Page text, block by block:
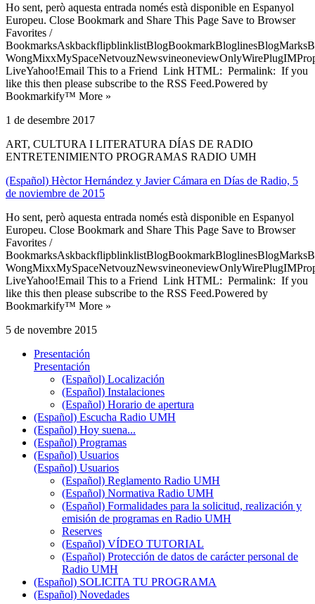
Ho sent, però aquesta entrada només està disponible en Espanyol
Europeu. Close Bookmark and Share This Page Save to Browser
Favorites /
LiveYahoo!Email This to a Friend Link HTML: Permalink: If you
like this then please subscribe to the RSS Feed.Powered by
Bookmarkify™ More »
1 de desembre 2017
ART, CULTURA I LITERATURA DÍAS DE RADIO
ENTRETENIMIENTO PROGRAMAS RADIO UMH
(Español) Hèctor Hernández y Javier Cámara en Días de Radio, 5
de noviembre de 2015
Ho sent, però aquesta entrada només està disponible en Espanyol
Europeu. Close Bookmark and Share This Page Save to Browser
Favorites /
LiveYahoo!Email This to a Friend Link HTML: Permalink: If you
like this then please subscribe to the RSS Feed.Powered by
Bookmarkify™ More »
5 de novembre 2015
Presentación
Presentación
(Español) Localización
(Español) Instalaciones
(Español) Horario de apertura
(Español) Escucha Radio UMH
(Español) Hoy suena...
(Español) Programas
(Español) Usuarios
(Español) Usuarios
(Español) Reglamento Radio UMH
(Español) Normativa Radio UMH
(Español) Formalidades para la solicitud, realización y
emisión de programas en Radio UMH
Reserves
(Español) VÍDEO TUTORIAL
(Español) Protección de datos de carácter personal de
Radio UMH
(Español) SOLICITA TU PROGRAMA
(Español) Novedades